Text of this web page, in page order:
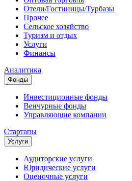
Отели/Гостиницы/Турбазы
Прочее
Сельское хозяйство
Туризм и отдых
Услуги
Финансы
Аналитика
Фонды
Инвестиционные фонды
Венчурные фонды
Управляющие компании
Стартапы
Услуги
Аудиторские услуги
Юридические услуги
Оценочные услуги